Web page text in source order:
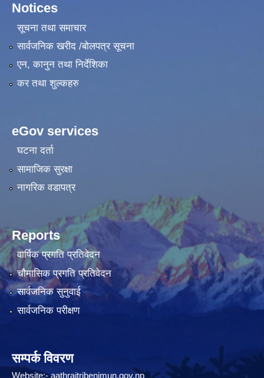
Notices
सूचना तथा समाचार
सार्वजनिक खरीद /बोलपत्र सूचना
एन, कानुन तथा निर्देशिका
कर तथा शुल्कहरु
eGov services
घटना दर्ता
सामाजिक सुरक्षा
नागरिक वडापत्र
Reports
वार्षिक प्रगति प्रतिवेदन
चौमासिक प्रगति प्रतिवेदन
सार्वजनिक सुनुवाई
सार्वजनिक परीक्षण
सम्पर्क विवरण
Website:-aathraitribenimun.gov.np